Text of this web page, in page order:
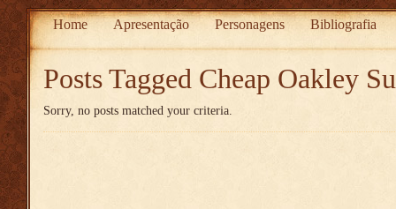
Home Apresentação Personagens Bibliografia
Posts Tagged Cheap Oakley
Sorry, no posts matched your criteria.